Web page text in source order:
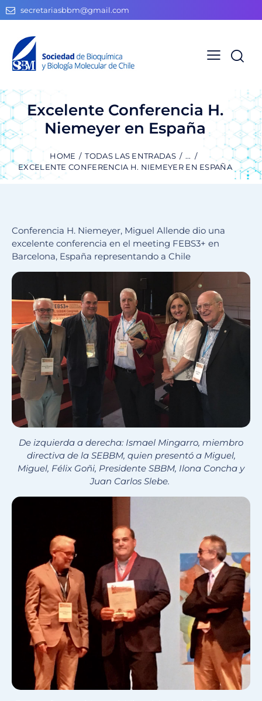
secretariasbbm@gmail.com
Excelente Conferencia H.
Niemeyer en España
HOME TODAS LAS ENTRADAS
...
EXCELENTE CONFERENCIA H. NIEMEYER EN ESPAÑA
Conferencia H. Niemeyer, Miguel Allende dio una
excelente conferencia en el meeting FEBS3+ en
Barcelona, España representando a Chile
De izquierda a derecha: Ismael Mingarro, miembro
directiva de la SEBBM, quien presentó a Miguel,
Miguel, Félix Goñi, Presidente SBBM, Ilona Concha y
Juan Carlos Slebe.